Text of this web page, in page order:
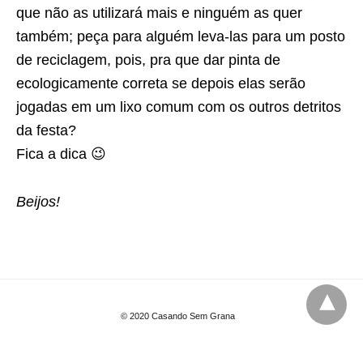
que não as utilizará mais e ninguém as quer
também; peça para alguém leva-las para um posto
de reciclagem, pois, pra que dar pinta de
ecologicamente correta se depois elas serão
jogadas em um lixo comum com os outros detritos
da festa?
Fica a dica 😉
Beijos!
© 2020 Casando Sem Grana